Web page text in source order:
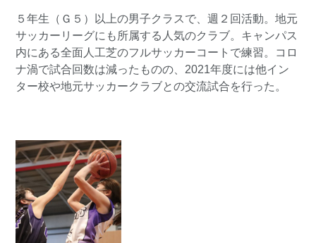
５年生（Ｇ５）以上の男子クラスで、週２回活動。地元
サッカーリーグにも所属する人気のクラブ。キャンパス
内にある全面人工芝のフルサッカーコートで練習。コロ
ナ渦で試合回数は減ったものの、2021年度には他イン
ター校や地元サッカークラブとの交流試合を行った。